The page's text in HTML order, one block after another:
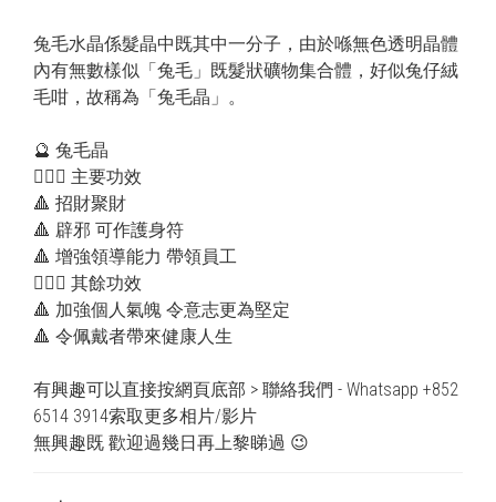
兔毛水晶係髮晶中既其中一分子，由於喺無色透明晶體
內有無數樣似「兔毛」既髮狀礦物集合體，好似兔仔絨
毛咁，故稱為「兔毛晶」。
🔮 兔毛晶
💁🏻‍♀️ 主要功效
🔺 招財聚財
🔺 辟邪 可作護身符
🔺 增強領導能力 帶領員工
💁🏻‍♂️ 其餘功效
🔺 加強個人氣魄 令意志更為堅定
🔺 令佩戴者帶來健康人生
有興趣可以直接按網頁底部 > 聯絡我們 - Whatsapp +852
6514 3914索取更多相片/影片
無興趣既 歡迎過幾日再上黎睇過 😉